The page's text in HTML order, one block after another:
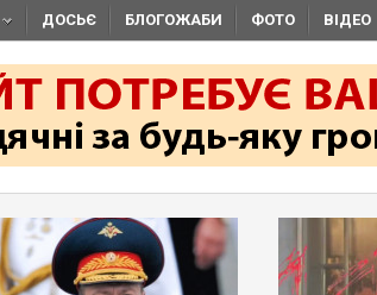
ДОСЬЄ БЛОГОЖАБИ ФОТО ВІДЕО